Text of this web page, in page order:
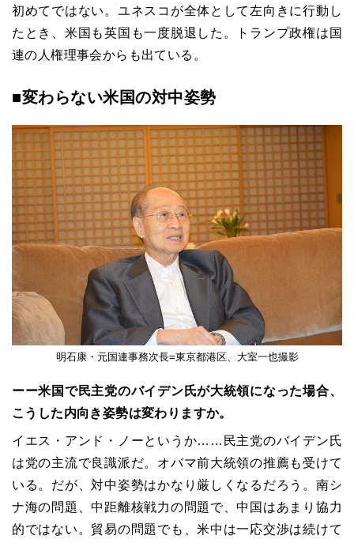
初めてではない。ユネスコが全体として左向きに行動し
たとき、米国も英国も一度脱退した。トランプ政権は国
連の人権理事会からも出ている。
■変わらない米国の対中姿勢
明石康・元国連事務次長=東京都港区、大室一也撮影
ーー米国で民主党のバイデン氏が大統領になった場合、
こうした内向き姿勢は変わりますか。
イエス・アンド・ノーというか……民主党のバイデン氏
は党の主流で良識派だ。オバマ前大統領の推薦も受けて
いる。だが、対中姿勢はかなり厳しくなるだろう。南シ
ナ海の問題、中距離核戦力の問題で、中国はあまり協力
的ではない。貿易の問題でも、米中は一応交渉は続けて